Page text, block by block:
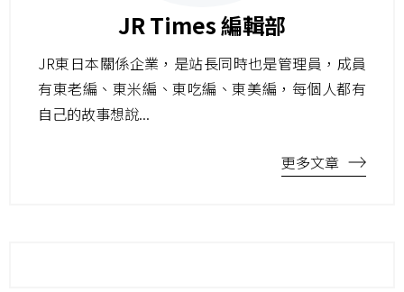
JR Times 編輯部
JR東日本關係企業，是站長同時也是管理員，成員
有東老編、東米編、東吃編、東美編，每個人都有
自己的故事想說...
更多文章